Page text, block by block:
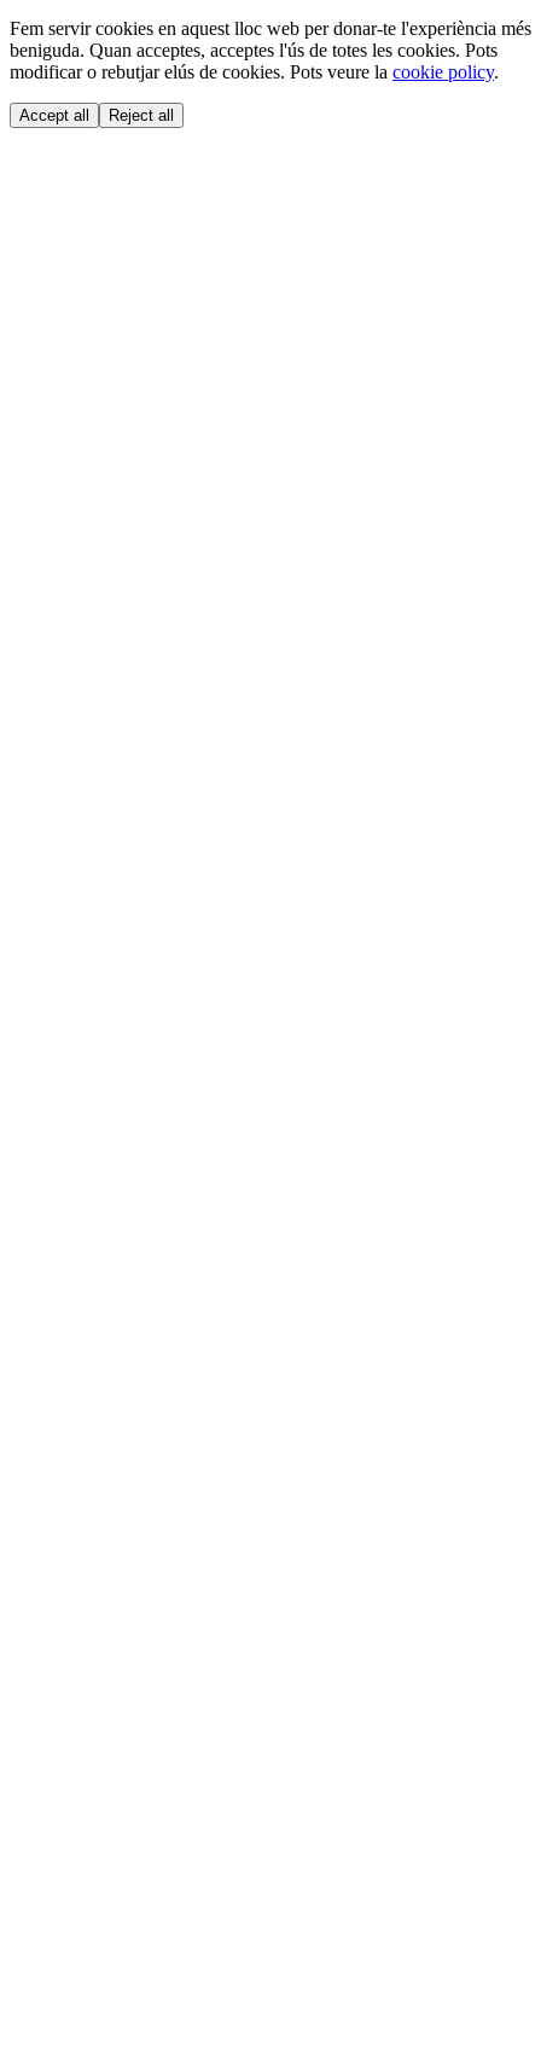
Fem servir cookies en aquest lloc web per donar-te l'experiència més
beniguda. Quan acceptes, acceptes l'ús de totes les cookies. Pots
modificar o rebutjar elús de cookies. Pots veure la cookie policy.
Accept all Reject all